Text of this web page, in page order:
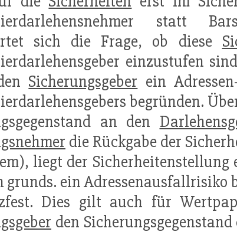
statt
sich die Frage, ob diese
einzustufen
Sicherungsgeber ein Adressen-
begründen.
an den
die Rückgabe der
liegt der Sicherheitenstellung
ein Adressenausfallrisiko
Dies gilt auch für
den